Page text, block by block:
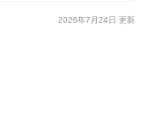
2026年7月24日 更新